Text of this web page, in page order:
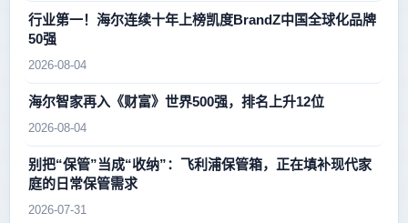
行业第一！海尔连续十年上榜凯度BrandZ中国全球化品牌
50强
2026-08-04
海尔智家再入《财富》世界500强，排名上升12位
2026-08-04
别把“保管”当成“收纳”：飞利浦保管箱，正在填补现代家
庭的日常保管需求
2026-07-31